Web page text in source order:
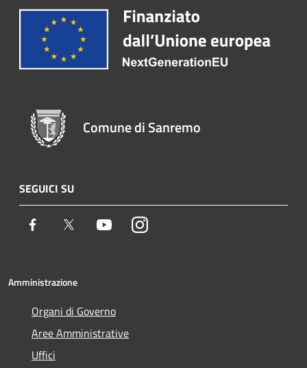
Comune di Sanremo
SEGUICI SU
Facebook Twitter YoutubeInstagram
Amministrazione
Organi di Governo
Aree Amministrative
Uffici